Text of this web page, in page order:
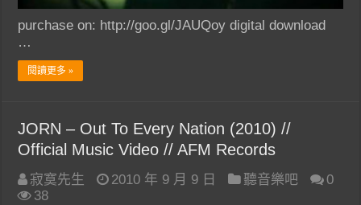
purchase on: http://goo.gl/JAUQoy digital download
…
閱讀更多 »
JORN – Out To Every Nation (2010) //
Official Music Video // AFM Records
寂寞先生 2010 年 9 月 9 日 聽音樂吧
0
38